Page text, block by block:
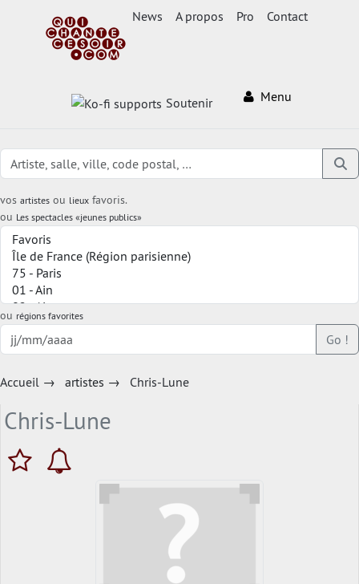
News A propos Pro Contact
Soutenir Menu
vos artistes ou lieux favoris.
ou Les spectacles «jeunes publics»
ou régions favorites
Go !
Accueil → artistes → Chris-Lune
Chris-Lune